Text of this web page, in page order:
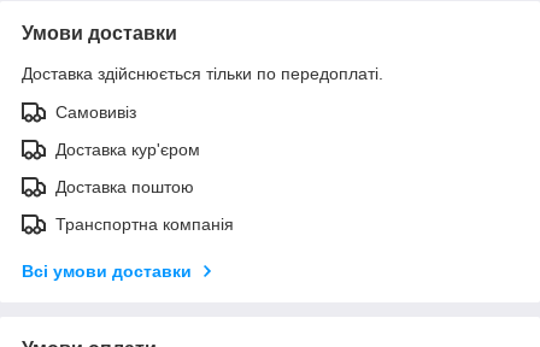
Умови доставки
Доставка здійснюється тільки по передоплаті.
Самовивіз
Доставка кур'єром
Доставка поштою
Транспортна компанія
Всі умови доставки